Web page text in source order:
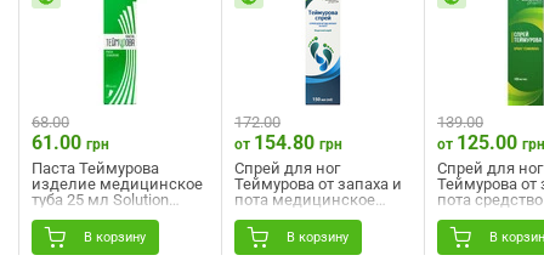
68.00
61.00 грн
Паста Теймурова
изделие медицинское
туба 25 мл Solution
В корзину
172.00
от 154.80 грн
Спрей для ног
Теймурова от запаха и
пота медицинское
мл Solution Pharm
В корзину
139.00
от 125.00 грн
Спрей для ног
Теймурова от
пота средство
100 мл
New
В